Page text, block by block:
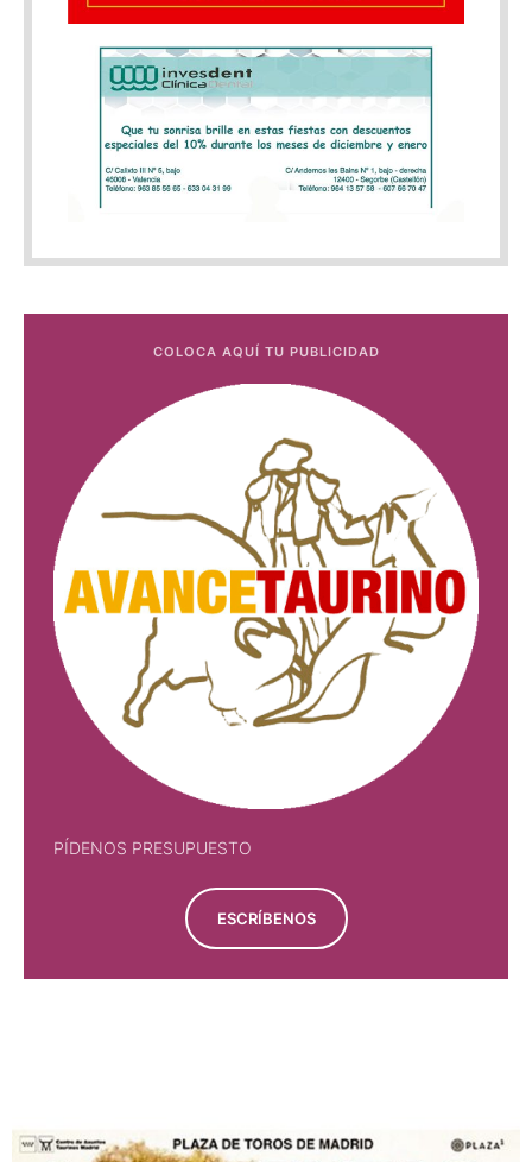
COLOCA AQUÍ TU PUBLICIDAD
PÍDENOS PRESUPUESTO
ESCRÍBENOS